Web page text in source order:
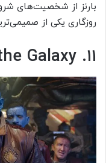
بارنز از شخصیت‌های
روزگاری یکی از
۱۱. Guardians of the Galaxy